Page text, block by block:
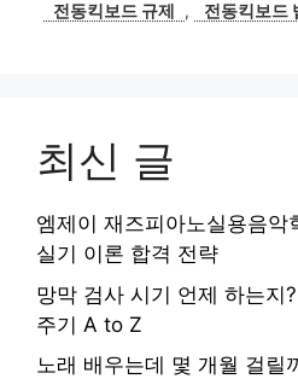
전동킥보드 규제
, 전동킥보드
최신 글
엠제이 재즈피아노실용음악
실기 이론 합격 전략
망막 검사 시기 언제 하는지
주기 A to Z
노래 배우는데 몇 개월 걸릴